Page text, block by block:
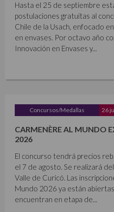
Hasta el 25 de septiembre
postulaciones gratuitas al
Chile de la Usach, enfocado
en envases. Por octavo año
Innovación en Envases y...
Concursos/Medallas 26
CARMENÈRE AL MUNDO
2026
El concurso tendrá precios
el 7 de agosto. Se realizará
Valle de Curicó. Las
Mundo 2026 ya están
encuentran en etapa de...